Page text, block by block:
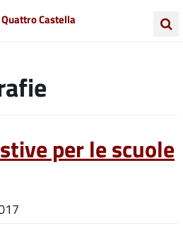
Castella
Matildiche
per le scuole